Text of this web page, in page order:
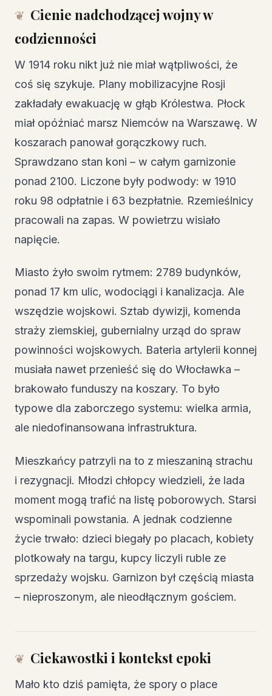
Cienie nadchodzącej wojny w
codzienności
W 1914 roku nikt już nie miał wątpliwości, że
coś się szykuje. Plany mobilizacyjne Rosji
zakładały ewakuację w głąb Królestwa. Płock
miał opóźniać marsz Niemców na Warszawę. W
koszarach panował gorączkowy ruch.
Sprawdzano stan koni – w całym garnizonie
ponad 2100. Liczone były podwody: w 1910
roku 98 odpłatnie i 63 bezpłatnie. Rzemieślnicy
pracowali na zapas. W powietrzu wisiało
napięcie.
Miasto żyło swoim rytmem: 2789 budynków,
ponad 17 km ulic, wodociągi i kanalizacja. Ale
wszędzie wojskowi. Sztab dywizji, komenda
straży ziemskiej, gubernialny urząd do spraw
powinności wojskowych. Bateria artylerii konnej
musiała nawet przenieść się do Włocławka –
brakowało funduszy na koszary. To było
typowe dla zaborczego systemu: wielka armia,
ale niedofinansowana infrastruktura.
Mieszkańcy patrzyli na to z mieszaniną strachu
i rezygnacji. Młodzi chłopcy wiedzieli, że lada
moment mogą trafić na listę poborowych. Starsi
wspominali powstania. A jednak codzienne
życie trwało: dzieci biegały po placach, kobiety
plotkowały na targu, kupcy liczyli ruble ze
sprzedaży wojsku. Garnizon był częścią miasta
– nieproszonym, ale nieodłącznym gościem.
Ciekawostki i kontekst epoki
Mało kto dziś pamięta, że spory o place